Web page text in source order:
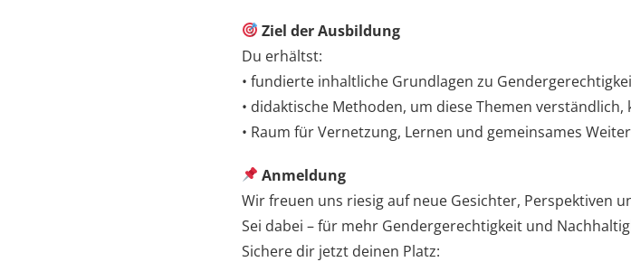
Ziel der Ausbildung
Du erhältst:
• fundierte inhaltliche Grundlagen zu
• didaktische Methoden, um diese Themen
• Raum für Vernetzung, Lernen und gemeinsames
Anmeldung
Wir freuen uns riesig auf neue Gesichter, Perspektiven
Sei dabei – für mehr Gendergerechtigkeit und
Sichere dir jetzt deinen Platz: